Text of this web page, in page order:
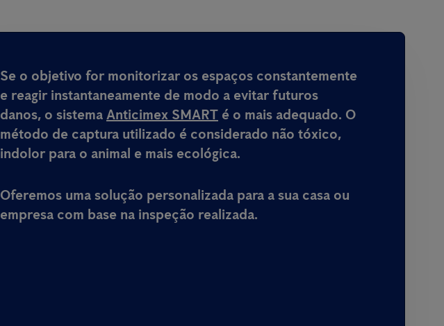
Se o objetivo for monitorizar os espaços constantemente
e reagir instantaneamente de modo a evitar futuros
danos, o sistema Anticimex SMART é o mais adequado. O
método de captura utilizado é considerado não tóxico,
indolor para o animal e mais ecológica.
Oferemos uma solução personalizada para a sua casa ou
empresa com base na inspeção realizada.